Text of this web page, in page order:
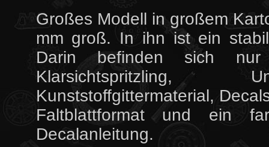
Großes Modell in großem
mm groß. In ihn ist ein
Darin befinden sich
Klarsichtspritzling,
Kunststoffgittermaterial,
Faltblattformat und ein
Decalanleitung.